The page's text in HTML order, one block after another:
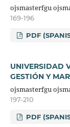
ojsmasterfgu
169-196
PDF
UNIVERSIDAD
GESTIÓN Y
ojsmasterfgu
197-210
PDF